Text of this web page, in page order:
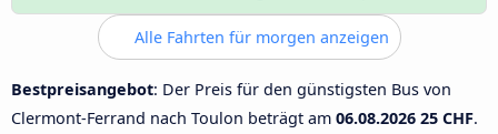
Alle Fahrten für morgen anzeigen
Bestpreisangebot: Der Preis für den günstigsten Bus von
Clermont-Ferrand nach Toulon beträgt am 06.08.2026 25 CHF.